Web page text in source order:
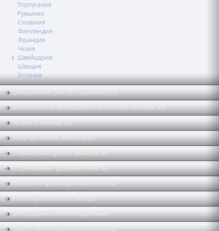
Португалия
Румыния
Словакия
Финляндия
Франция
Чехия
Швейцария
Швеция
Эстония
Центральный реестр Германии AZR
Шенгенская информационная система (система SIS)
Запрос в систему SIS
Аннулирование записи в SIS
Сокращение сроков записи в SIS
Истребование документов из SIS
Визовая информационная система
Апелляция в посольство/суд
Депортация из Великобритании
Запрет на въезд в Великобританию